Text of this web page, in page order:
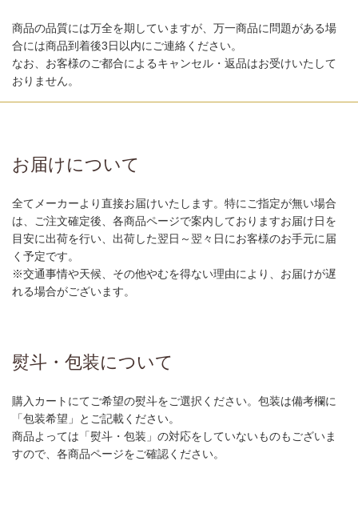
商品の品質には万全を期していますが、万一商品に問題がある場
合には商品到着後3日以内にご連絡ください。
なお、お客様のご都合によるキャンセル・返品はお受けいたして
おりません。
お届けについて
全てメーカーより直接お届けいたします。特にご指定が無い場合
は、ご注文確定後、各商品ページで案内しておりますお届け日を
目安に出荷を行い、出荷した翌日～翌々日にお客様のお手元に届
く予定です。
※交通事情や天候、その他やむを得ない理由により、お届けが遅
れる場合がございます。
熨斗・包装について
購入カートにてご希望の熨斗をご選択ください。包装は備考欄に
「包装希望」とご記載ください。
商品よっては「熨斗・包装」の対応をしていないものもございま
すので、各商品ページをご確認ください。